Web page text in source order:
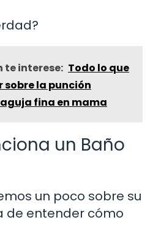
te interese: Todo lo que
sobre la punción
fina en mama
un Baño
un poco sobre su
de entender cómo